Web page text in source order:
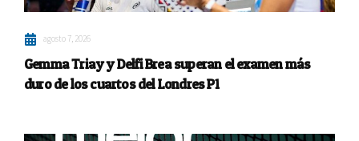
agosto 7, 2026
Gemma Triay y Delfi Brea superan el examen más
duro de los cuartos del Londres P1